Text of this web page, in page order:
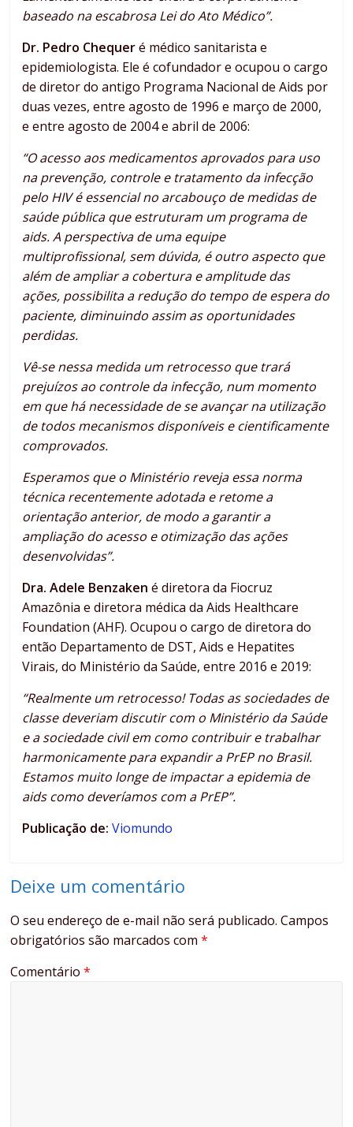
baseado na escabrosa Lei do Ato Médico”.
Dr. Pedro Chequeré médico sanitarista e
epidemiologista. Ele é cofundador e ocupou o cargo
de diretor do antigo Programa Nacional de Aids por
duas vezes, entre agosto de 1996 e março de 2000,
e entre agosto de 2004 e abril de 2006:
“O acesso aos medicamentos aprovados para uso
na prevenção, controle e tratamento da infecção
pelo HIV é essencial no arcabouço de medidas de
saúde pública que estruturam um programa de
aids. A perspectiva de uma equipe
multiprofissional, sem dúvida, é outro aspecto que
além de ampliar a cobertura e amplitude das
ações, possibilita a redução do tempo de espera do
paciente, diminuindo assim as oportunidades
perdidas.
Vê-se nessa medida um retrocesso que trará
prejuízos ao controle da infecção, num momento
em que há necessidade de se avançar na utilização
de todos mecanismos disponíveis e cientificamente
comprovados.
Esperamos que o Ministério reveja essa norma
técnica recentemente adotada e retome a
orientação anterior, de modo a garantir a
ampliação do acesso e otimização das ações
desenvolvidas”.
Dra. Adele Benzaken é diretora da Fiocruz
Amazônia e diretora médica da Aids Healthcare
Foundation (AHF). Ocupou o cargo de diretora do
então Departamento de DST, Aids e Hepatites
Virais, do Ministério da Saúde, entre 2016 e 2019:
“Realmente um retrocesso! Todas as sociedades de
classe deveriam discutir com o Ministério da Saúde
e a sociedade civil em como contribuir e trabalhar
harmonicamente para expandir a PrEP no Brasil.
Estamos muito longe de impactar a epidemia de
aids como deveríamos com a PrEP”.
Publicação de:Viomundo
Deixe um comentário
O seu endereço de e-mail não será publicado. Campos
obrigatórios são marcados com*
Comentário*